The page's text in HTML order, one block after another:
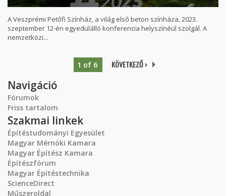
A Veszprémi Petőfi Színház, a világ első beton színháza, 2023.
szeptember 12-én egyedülálló konferencia helyszínéül szolgál. A
nemzetközi...
1 of 6 KÖVETKEZŐ ›
Navigáció
Fórumok
Friss tartalom
Szakmai linkek
Építéstudományi Egyesület
Magyar Mérnöki Kamara
Magyar Építész Kamara
Építészfórum
Magyar Építéstechnika
ScienceDirect
Műszeroldal